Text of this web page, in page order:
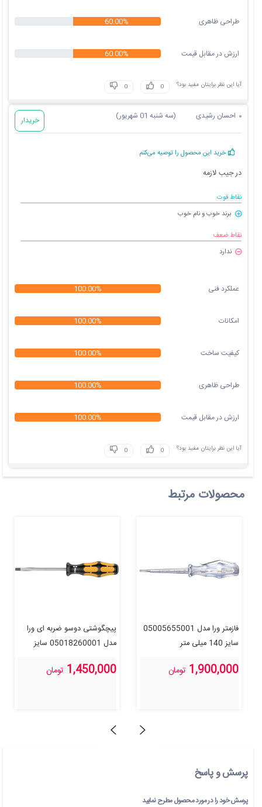
طراحی ظاهری 60.00%
ارزش در مقابل قیمت 60.00%
آیا این نظر برایتان مفید بود؟
احسان رشیدی (سه شنبه 01 شهریور) خریدار
خرید این محصول را توصیه می‌کنم
در جیب لازمه
نقاط قوت
برند خوب و نام خوب
نقاط ضعف
ندارد
عملکرد فنی 100.00%
امکانات 100.00%
کیفیت ساخت 100.00%
طراحی ظاهری 100.00%
ارزش در مقابل قیمت 100.00%
آیا این نظر برایتان مفید بود؟
محصولات مرتبط
پیچگوشتی دوسو ضربه ای ورا
مدل 05018260001 سایز
1,450,000 تومان
فازمتر ورا مدل 05005655001
سایز 140 میلی متر
1,900,000 تومان
پرسش و پاسخ
پرسش خود را در مورد محصول مطرح نمایید